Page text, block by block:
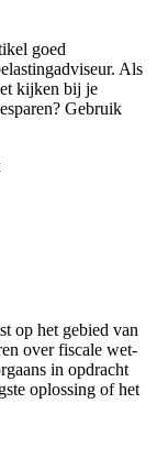
goed
Als
kijken bij je
Gebruik
op het gebied van
over fiscale wet-
in opdracht
oplossing of het